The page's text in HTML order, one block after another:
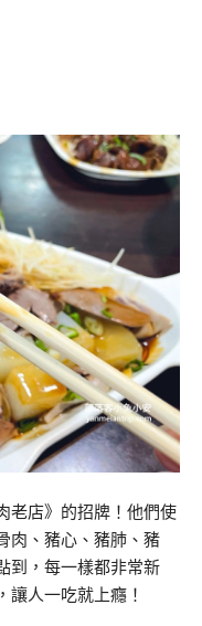
老店》的招牌！他們使
肉、豬心、豬肺、豬
到，每一樣都非常新
讓人一吃就上癮！